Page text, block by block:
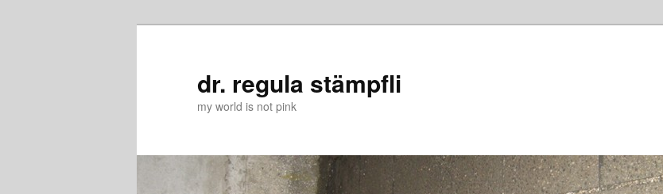
dr. regula stämpfli
my world is not pink